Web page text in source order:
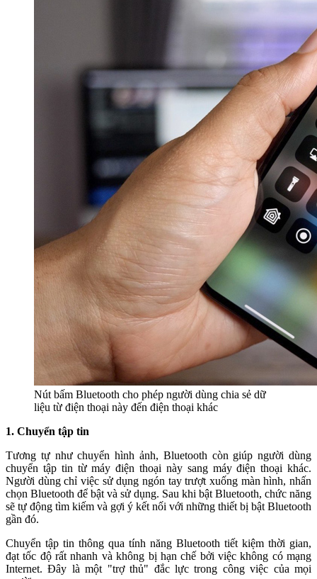
Nút bấm Bluetooth cho phép người dùng chia sẻ dữ
liệu từ điện thoại này đến điện thoại khác
1. Chuyển tập tin
Tương tự như chuyển hình ảnh, Bluetooth còn giúp người dùng
chuyển tập tin từ máy điện thoại này sang máy điện thoại khác.
Người dùng chỉ việc sử dụng ngón tay trượt xuống màn hình, nhấn
chọn Bluetooth để bật và sử dụng. Sau khi bật Bluetooth, chức năng
sẽ tự động tìm kiếm và gợi ý kết nối với những thiết bị bật Bluetooth
gần đó.
Chuyển tập tin thông qua tính năng Bluetooth tiết kiệm thời gian,
đạt tốc độ rất nhanh và không bị hạn chế bởi việc không có mạng
Internet. Đây là một "trợ thủ" đắc lực trong công việc của mọi